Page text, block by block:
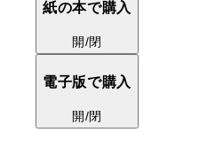
紙の本で購入
開/閉
電子版で購入
開/閉